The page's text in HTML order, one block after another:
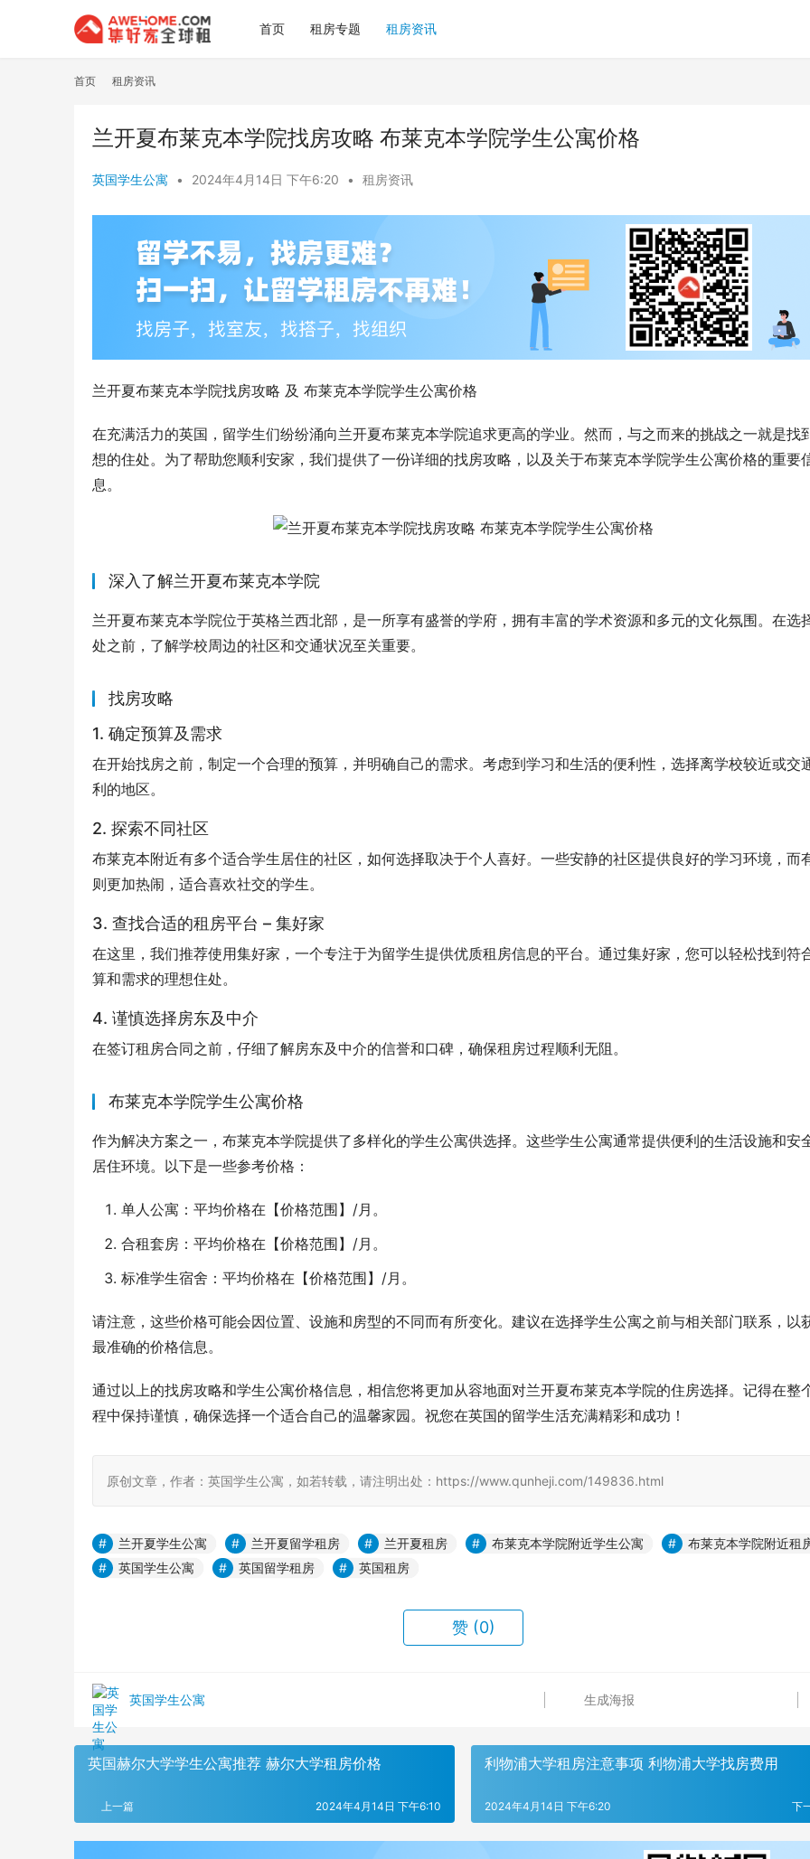
首页 租房专题 租房资讯
首页 租房资讯
兰开夏布莱克本学院找房攻略 布莱克本学院学生公寓价格
英国学生公寓 • 2024年4月14日 下午6:20 • 租房资讯
兰开夏布莱克本学院找房攻略 及 布莱克本学院学生公寓价格
在充满活力的英国，留学生们纷纷涌向兰开夏布莱克本学院追求更高的学业。然而，与之而来的挑战之一就是找
想的住处。为了帮助您顺利安家，我们提供了一份详细的找房攻略，以及关于布莱克本学院学生公寓价格的重要
息。
深入了解兰开夏布莱克本学院
兰开夏布莱克本学院位于英格兰西北部，是一所享有盛誉的学府，拥有丰富的学术资源和多元的文化氛围。在选
处之前，了解学校周边的社区和交通状况至关重要。
找房攻略
1. 确定预算及需求
在开始找房之前，制定一个合理的预算，并明确自己的需求。考虑到学习和生活的便利性，选择离学校较近或交
利的地区。
2. 探索不同社区
布莱克本附近有多个适合学生居住的社区，如何选择取决于个人喜好。一些安静的社区提供良好的学习环境，而
则更加热闹，适合喜欢社交的学生。
3. 查找合适的租房平台 – 集好家
在这里，我们推荐使用集好家，一个专注于为留学生提供优质租房信息的平台。通过集好家，您可以轻松找到符
算和需求的理想住处。
4. 谨慎选择房东及中介
在签订租房合同之前，仔细了解房东及中介的信誉和口碑，确保租房过程顺利无阻。
布莱克本学院学生公寓价格
作为解决方案之一，布莱克本学院提供了多样化的学生公寓供选择。这些学生公寓通常提供便利的生活设施和安
居住环境。以下是一些参考价格：
单人公寓：平均价格在【价格范围】/月。
合租套房：平均价格在【价格范围】/月。
标准学生宿舍：平均价格在【价格范围】/月。
请注意，这些价格可能会因位置、设施和房型的不同而有所变化。建议在选择学生公寓之前与相关部门联系，以
最准确的价格信息。
通过以上的找房攻略和学生公寓价格信息，相信您将更加从容地面对兰开夏布莱克本学院的住房选择。记得在整
程中保持谨慎，确保选择一个适合自己的温馨家园。祝您在英国的留学生活充满精彩和成功！
原创文章，作者：英国学生公寓，如若转载，请注明出处：https://www.qunheji.com/149836.html
兰开夏学生公寓 兰开夏留学租房 兰开夏租房 布莱克本学院附近学生公寓
布莱克本学院附近租
英国学生公寓
英国留学租房 英国租房
赞 (0)
英国学生公寓 生成海报
英国赫尔大学学生公寓推荐 赫尔大学租房价格
上一篇 2024年4月14日 下午6:10
利物浦大学租房注意事项 利物浦大学找房费用
下
2024年4月14日 下午6:20